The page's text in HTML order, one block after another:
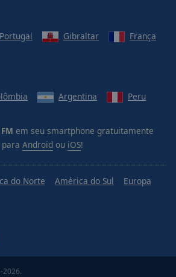
Portugal Gibraltar
França
Argentina Peru
em seu smartphone gratuitamente
Android ou iOS!
do Norte América do Sul
Europa
2026.